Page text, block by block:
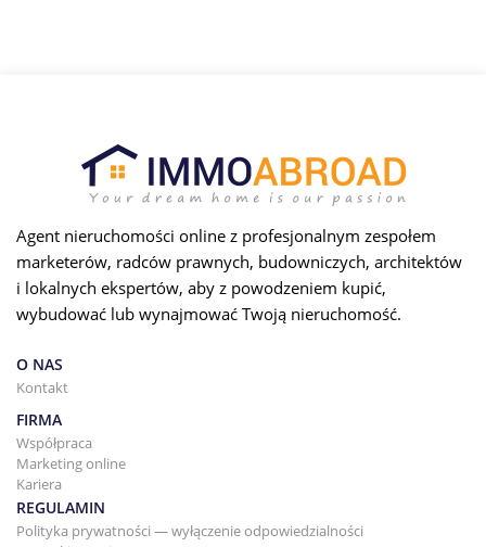
Agent nieruchomości online z profesjonalnym zespołem
marketerów, radców prawnych, budowniczych, architektów
i lokalnych ekspertów, aby z powodzeniem kupić,
wybudować lub wynajmować Twoją nieruchomość.
O NAS
Kontakt
FIRMA
Współpraca
Marketing online
Kariera
REGULAMIN
Polityka prywatności — wyłączenie odpowiedzialności